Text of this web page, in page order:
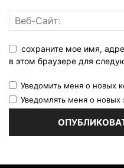
сохраните мое имя,
в этом браузере для
Уведомить меня о новых
Уведомлять меня о новых